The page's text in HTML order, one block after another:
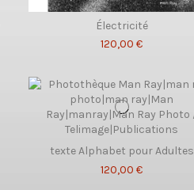
Électricité
120,00 €
texte Alphabet pour Adultes
120,00 €